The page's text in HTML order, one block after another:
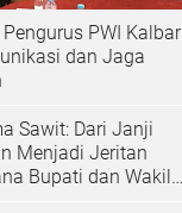
PWI Kalbar
dan Jaga
Sawit: Dari Janji
Menjadi Jeritan
Bupati dan Wakil